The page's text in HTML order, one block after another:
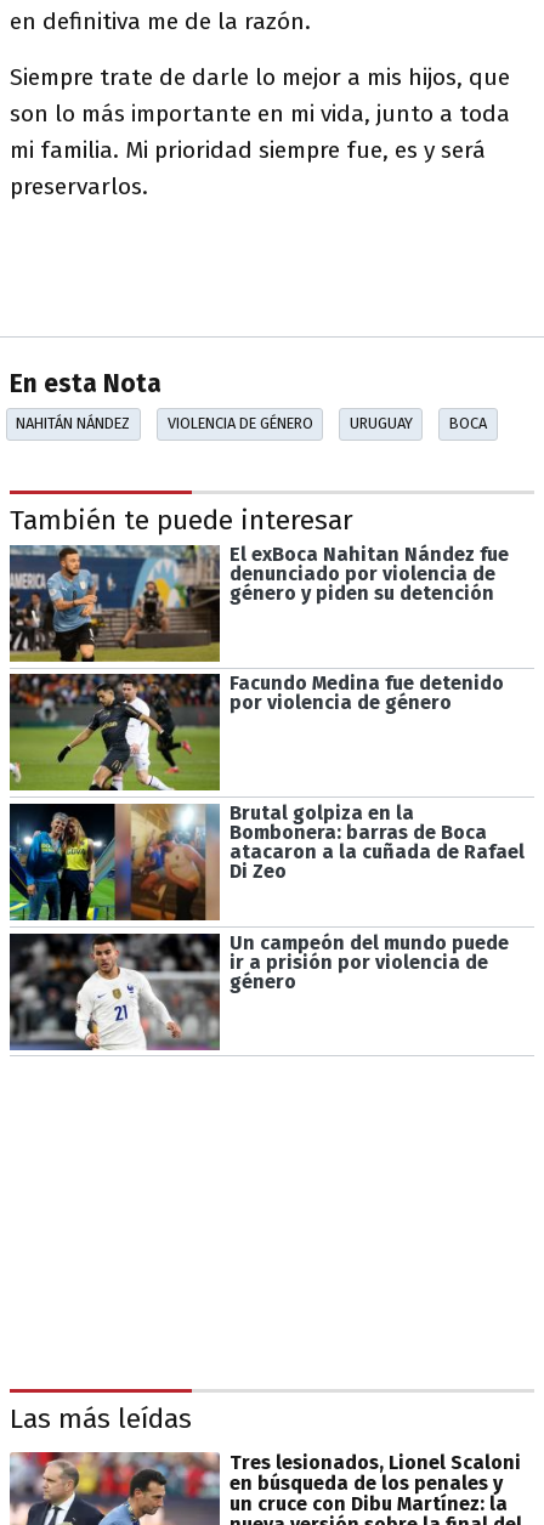
en definitiva me de la razón.
Siempre trate de darle lo mejor a mis hijos, que
son lo más importante en mi vida, junto a toda
mi familia. Mi prioridad siempre fue, es y será
preservarlos.
En esta Nota
NAHITÁN NÁNDEZ VIOLENCIA DE GÉNERO URUGUAY BOCA
También te puede interesar
El exBoca Nahitan Nández fue
denunciado por violencia de
género y piden su detención
Facundo Medina fue detenido
por violencia de género
Brutal golpiza en la
Bombonera: barras de Boca
atacaron a la cuñada de Rafael
Di Zeo
Un campeón del mundo puede
ir a prisión por violencia de
género
Las más leídas
Tres lesionados, Lionel Scaloni
en búsqueda de los penales y
un cruce con Dibu Martínez: la